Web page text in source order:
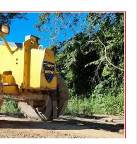
de sus compañeros de
actualmente tiene su
Larrabure.